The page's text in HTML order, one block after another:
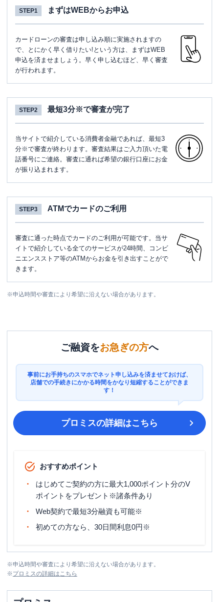
STEP1 まずはWEBからお申込
カードローンの審査は申し込み順に実施されますの
で、とにかく早く借りたい!という方は、まずはWEB
申込を済ませましょう。早く申し込むほど、早く審査
が行われます。
STEP2 最短3分※で審査が完了
当サイトで紹介している消費者金融であれば、最短3
分※で審査が終わります。審査結果はご入力頂いた電
話番号にご連絡。審査に通れば希望の銀行口座にお金
が振り込まれます。
STEP3 ATMでカードのご利用
審査に通った時点でカードのご利用が可能です。当サ
イトで紹介している全てのサービスが24時間、コンビ
ニエンスストア等のATMからお金を引き出すことがで
きます。
※申込時間や審査により希望に沿えない場合があります。
ご融資をお急ぎの方へ
事前にお手持ちのスマホでネット申し込みを済ませておけば、
店舗での手続きにかかる時間をかなり短縮することができま
す！
プロミスの詳細はこちら
おすすめポイント
はじめてご契約の方に最大1,000ポイント分のV
ポイントをプレゼント※諸条件あり
Web契約で最短3分融資も可能※
初めての方なら、30日間利息0円※
※申込時間や審査により希望に沿えない場合があります。
※プロミスの詳細はこちら